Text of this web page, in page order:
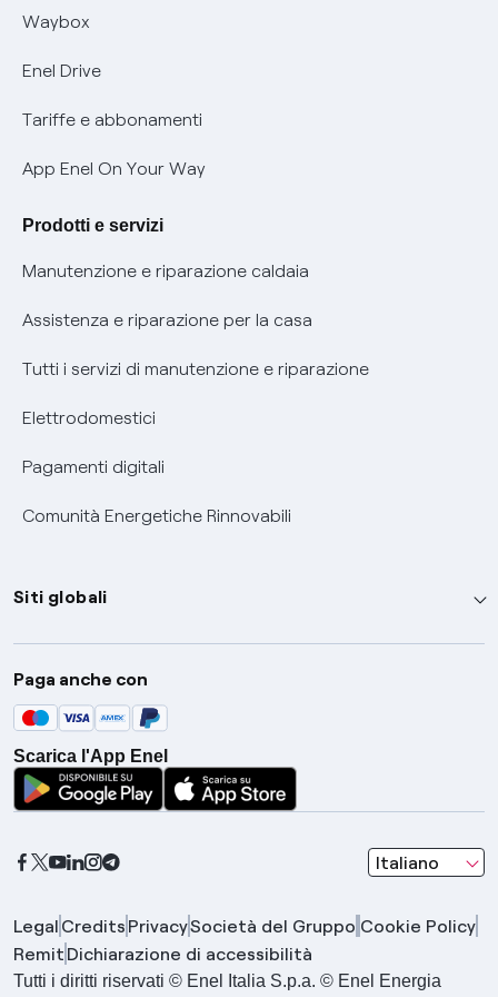
Informativa RAEE
Informativa Privacy AI
Offerta Tutela Vulnerabilità Gas
Mobilità Elettrica
Phishing e truffe online
Verifica chi ti ha chiamato
Agevolazione utenti con disabilità per offerte Fibra
Informativa RAEE
Waybox
Enel Drive
Tariffe e abbonamenti
App Enel On Your Way
Prodotti e servizi
Manutenzione e riparazione caldaia
Assistenza e riparazione per la casa
Tutti i servizi di manutenzione e riparazione
Elettrodomestici
Pagamenti digitali
Comunità Energetiche Rinnovabili
Siti globali
Enel Group
Enel Green Power
Global Trading
Global Procurement
Gridspertise
Paga anche con
Scarica l'App Enel
Italiano
seleziona una
Legal Credits PrivacySocietà del Gruppo Cookie Policy
Remit Dichiarazione di accessibilità
Tutti i diritti riservati © Enel Italia S.p.a. © Enel Energia